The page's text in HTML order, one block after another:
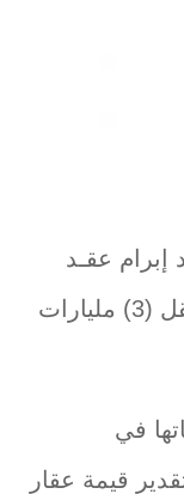
إبرام عقـد
مساطحة لمصلحـة شقـيق محافـظ المثـنى بمبلغ يقل (3) مليارات
في
قيمة عقارٍ